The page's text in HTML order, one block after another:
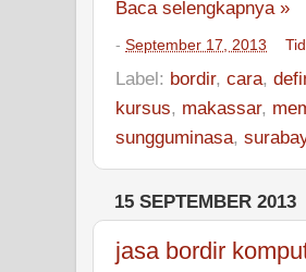
Baca selengkapnya »
- September 17, 2013
Label: bordir, cara,
kursus, makassar,
sungguminasa,
15 SEPTEMBER 2013
jasa bordir